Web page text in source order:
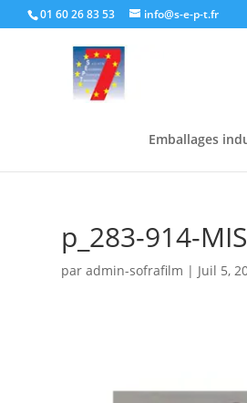
01 60 26 83 53 info@s-e-p-t.fr
Emballages
p_283-914-
paradmin-sofrafilm | Juil 5,